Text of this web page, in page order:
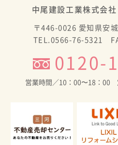
2026年
2026年
2025年
2025年
2025年
中尾建設工業株式会社
〒446-0026 愛知県安
TEL.0566-76-5321
0120-
営業時間／10：00〜18：00